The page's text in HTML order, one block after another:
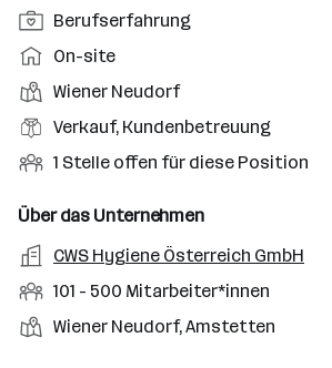
t
e
l
u
n
s
r
t
e
h
a
l
t
P
o
i
t
i
n
e
b
n
Berufserfahrung
A
r
b
e
i
s
m
o
d
e
On-site
D
i
n
t
o
t
Wiener Neudorf
B
e
u
s
f
l
Verkauf, Kundenbetreuung
O
f
n
e
S
1 Stelle offen für diese Position
Über das Unternehmen
A
r
e
CWS Hygiene Österreich GmbH
M
i
t
101 - 500 Mitarbeiter*innen
S
Wiener Neudorf, Amstetten